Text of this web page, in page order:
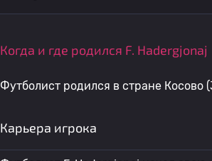
Когда и где родился F. Hadergjonaj
Футболист родился в стране Косово
Карьера игрока